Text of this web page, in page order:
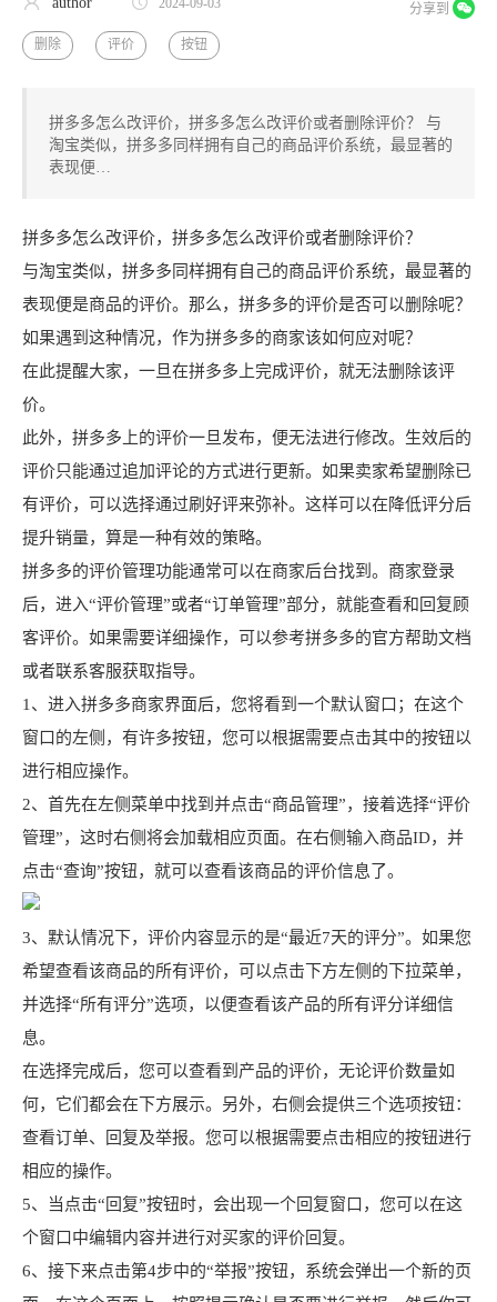
分享到
2024-09-03
删除 评价 按钮
拼多多怎么改评价，拼多多怎么改评价或者删除评价？ 与
淘宝类似，拼多多同样拥有自己的商品评价系统，最显著的
表现便…
拼多多怎么改评价，拼多多怎么改评价或者删除评价？
与淘宝类似，拼多多同样拥有自己的商品评价系统，最显著的
表现便是商品的评价。那么，拼多多的评价是否可以删除呢？
如果遇到这种情况，作为拼多多的商家该如何应对呢？
在此提醒大家，一旦在拼多多上完成评价，就无法删除该评
价。
此外，拼多多上的评价一旦发布，便无法进行修改。生效后的
评价只能通过追加评论的方式进行更新。如果卖家希望删除已
有评价，可以选择通过刷好评来弥补。这样可以在降低评分后
提升销量，算是一种有效的策略。
拼多多的评价管理功能通常可以在商家后台找到。商家登录
后，进入“评价管理”或者“订单管理”部分，就能查看和回复顾
客评价。如果需要详细操作，可以参考拼多多的官方帮助文档
或者联系客服获取指导。
1、进入拼多多商家界面后，您将看到一个默认窗口；在这个
窗口的左侧，有许多按钮，您可以根据需要点击其中的按钮以
进行相应操作。
2、首先在左侧菜单中找到并点击“商品管理”，接着选择“评价
管理”，这时右侧将会加载相应页面。在右侧输入商品ID，并
点击“查询”按钮，就可以查看该商品的评价信息了。
3、默认情况下，评价内容显示的是“最近7天的评分”。如果您
希望查看该商品的所有评价，可以点击下方左侧的下拉菜单，
并选择“所有评分”选项，以便查看该产品的所有评分详细信
息。
在选择完成后，您可以查看到产品的评价，无论评价数量如
何，它们都会在下方展示。另外，右侧会提供三个选项按钮：
查看订单、回复及举报。您可以根据需要点击相应的按钮进行
相应的操作。
5、当点击“回复”按钮时，会出现一个回复窗口，您可以在这
个窗口中编辑内容并进行对买家的评价回复。
6、接下来点击第4步中的“举报”按钮，系统会弹出一个新的页